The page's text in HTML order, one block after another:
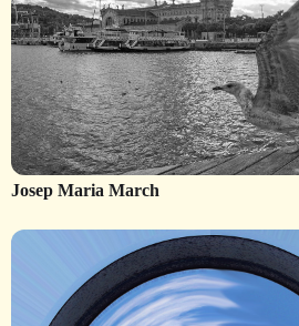
Josep Maria March